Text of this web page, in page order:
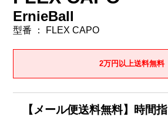
ErnieBall
型番 ： FLEX CAPO
2万円以上送料無料
【メール便送料無料】時間指